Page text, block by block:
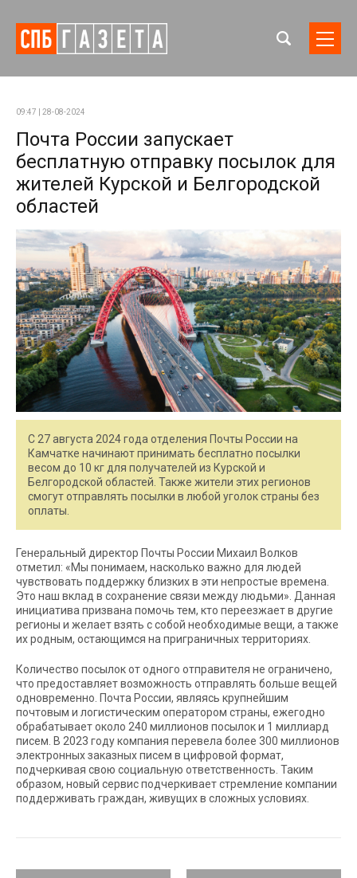
09:47 | 28-08-2024
Почта России запускает
бесплатную отправку посылок для
жителей Курской и Белгородской
областей
С 27 августа 2024 года отделения Почты России на
Камчатке начинают принимать бесплатно посылки
весом до 10 кг для получателей из Курской и
Белгородской областей. Также жители этих регионов
смогут отправлять посылки в любой уголок страны без
оплаты.
Генеральный директор Почты России Михаил Волков
отметил: «Мы понимаем, насколько важно для людей
чувствовать поддержку близких в эти непростые времена.
Это наш вклад в сохранение связи между людьми». Данная
инициатива призвана помочь тем, кто переезжает в другие
регионы и желает взять с собой необходимые вещи, а также
их родным, остающимся на приграничных территориях.
Количество посылок от одного отправителя не ограничено,
что предоставляет возможность отправлять больше вещей
одновременно. Почта России, являясь крупнейшим
почтовым и логистическим оператором страны, ежегодно
обрабатывает около 240 миллионов посылок и 1 миллиард
писем. В 2023 году компания перевела более 300 миллионов
электронных заказных писем в цифровой формат,
подчеркивая свою социальную ответственность. Таким
образом, новый сервис подчеркивает стремление компании
поддерживать граждан, живущих в сложных условиях.